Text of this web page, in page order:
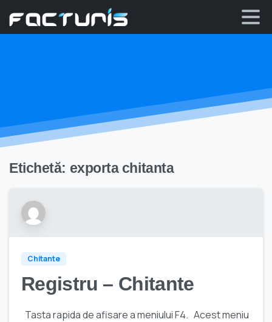
Etichetă: exporta chitanta
Chitante
Registru – Chitante
Tasta rapida de afisare a meniului F4. Acest meniu